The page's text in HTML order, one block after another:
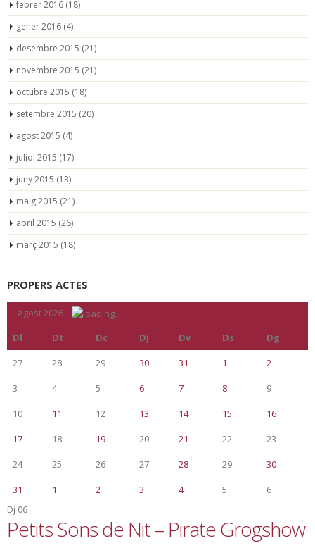
febrer 2016 (18)
gener 2016 (4)
desembre 2015 (21)
novembre 2015 (21)
octubre 2015 (18)
setembre 2015 (20)
agost 2015 (4)
juliol 2015 (17)
juny 2015 (13)
maig 2015 (21)
abril 2015 (26)
març 2015 (18)
PROPERS ACTES
agost 2026
Dl
Dt Dc Dj Dv Ds
Dg
27
28 29 30 31 1
2
3
4 5 6 7 8
9
10
11 12 13 14 15
16
17
18 19 20 21 22
23
24
25 26 27 28 29
30
31
1 2 3 4 5
6
Dj 06
Petits Sons de Nit – Pirate Grogshow